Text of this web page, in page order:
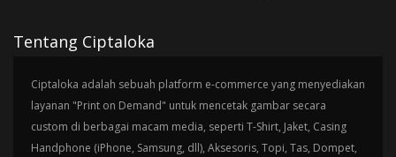
Tentang Ciptaloka
Ciptaloka adalah sebuah platform e-commerce yang menyediakan
layanan "Print on Demand" untuk mencetak gambar secara
custom di berbagai macam media, seperti T-Shirt, Jaket, Casing
Handphone (iPhone, Samsung, dll), Aksesoris, Topi, Tas, Dompet,